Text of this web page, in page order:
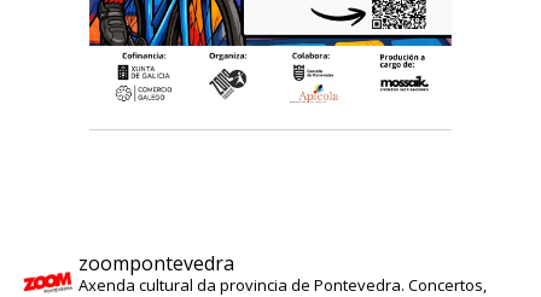
zoompontevedra
Axenda cultural da provincia de Pontevedra. Concertos,